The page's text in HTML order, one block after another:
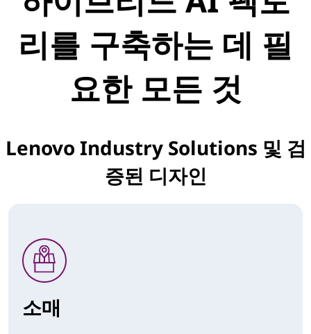
리를 구축하는 데 필
요한 모든 것
Lenovo Industry Solutions 및 검
증된 디자인
소매